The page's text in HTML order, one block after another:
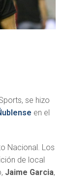
se hizo
en el
Nacional. Los
de local
Jaime Garcia,